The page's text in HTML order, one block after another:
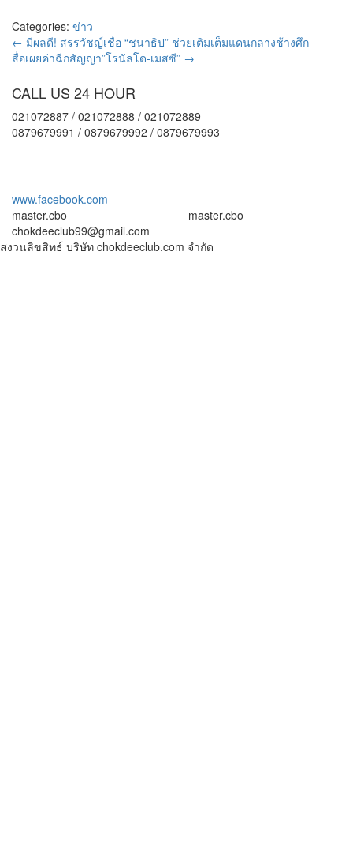
Categories: ข่าว
← มีผลดี! สรรวัชญ์เชื่อ “ชนาธิป” ช่วยเติมเต็มแดนกลางช้างศึก
สื่อเผยค่าฉีกสัญญา”โรนัลโด-เมสซี” →
CALL US 24 HOUR
021072887 / 021072888 / 021072889
0879679991 / 0879679992 / 0879679993
www.facebook.com
master.cbo
chokdeeclub99@gmail.com
master.cbo
สงวนลิขสิทธ์ บริษัท chokdeeclub.com จำกัด